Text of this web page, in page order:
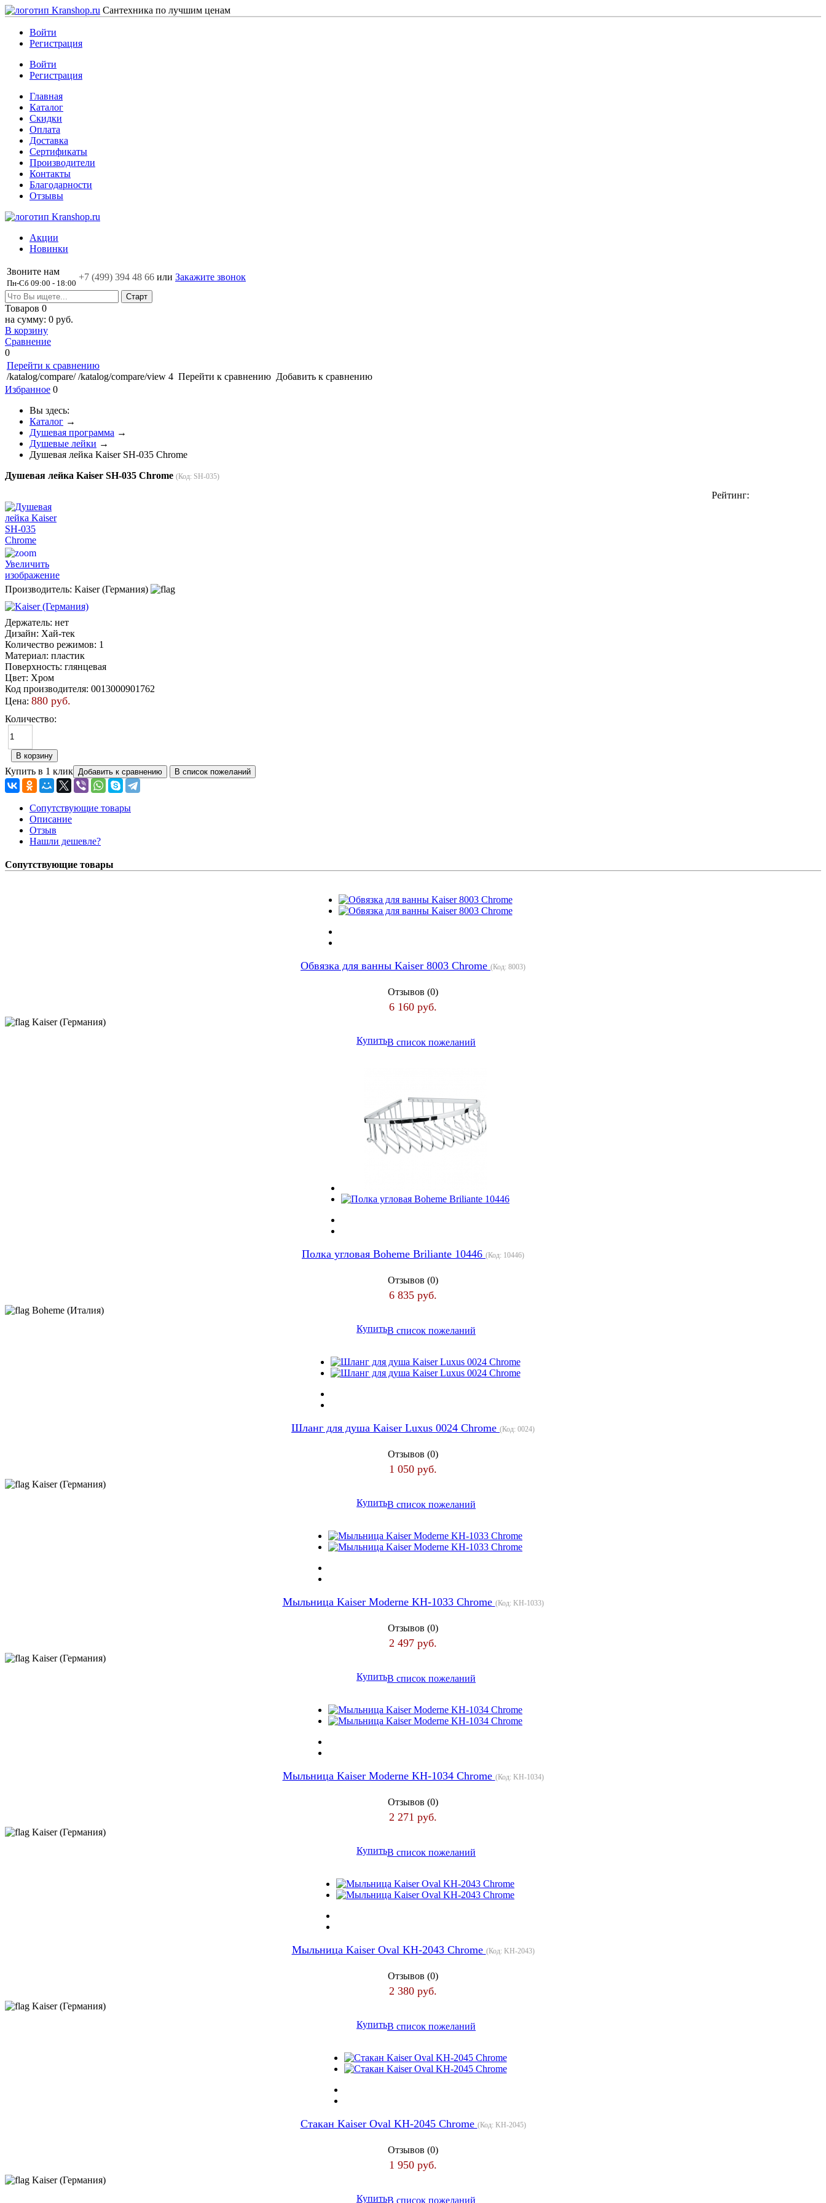
Сантехника по лучшим ценам
Войти
Регистрация
Войти
Регистрация
Главная
Каталог
Скидки
Оплата
Доставка
Сертификаты
Производители
Контакты
Благодарности
Отзывы
Акции
Новинки
Звоните нам
Пн-Сб 09:00 - 18:00
+7 (499) 394 48 66 или Закажите звонок
Товаров 0
на сумму: 0 руб.
В корзину
Сравнение
0
Перейти к сравнению
/katalog/compare/ /katalog/compare/view 4 Перейти к сравнению Добавить к сравнению
Избранное 0
Вы здесь:
Каталог →
Душевая программа →
Душевые лейки →
Душевая лейка Kaiser SH-035 Chrome
Душевая лейка Kaiser SH-035 Chrome (Код: SH-035)
Рейтинг:
Увеличить
изображение
Производитель: Kaiser (Германия)
Держатель: нет
Дизайн: Хай-тек
Количество режимов: 1
Материал: пластик
Поверхность: глянцевая
Цвет: Хром
Код производителя: 0013000901762
Цена: 880 руб.
Количество:
Купить в 1 клик
Сопутствующие товары
Описание
Отзыв
Нашли дешевле?
Сопутствующие товары
Обвязка для ванны Kaiser 8003 Chrome (Код: 8003)
Отзывов (0)
6 160 руб.
Kaiser (Германия)
КупитьВ список пожеланий
Полка угловая Boheme Briliante 10446 (Код: 10446)
Отзывов (0)
6 835 руб.
Boheme (Италия)
КупитьВ список пожеланий
Шланг для душа Kaiser Luxus 0024 Chrome (Код: 0024)
Отзывов (0)
1 050 руб.
Kaiser (Германия)
КупитьВ список пожеланий
Мыльница Kaiser Moderne KH-1033 Chrome (Код: KH-1033)
Отзывов (0)
2 497 руб.
Kaiser (Германия)
КупитьВ список пожеланий
Мыльница Kaiser Moderne KH-1034 Chrome (Код: KH-1034)
Отзывов (0)
2 271 руб.
Kaiser (Германия)
КупитьВ список пожеланий
Мыльница Kaiser Oval KH-2043 Chrome (Код: KH-2043)
Отзывов (0)
2 380 руб.
Kaiser (Германия)
КупитьВ список пожеланий
Стакан Kaiser Oval KH-2045 Chrome (Код: KH-2045)
Отзывов (0)
1 950 руб.
Kaiser (Германия)
КупитьВ список пожеланий